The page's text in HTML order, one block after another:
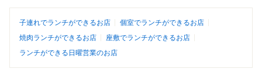
子連れでランチができるお店
個室でランチができるお店
焼肉ランチができるお店
座敷でランチができるお店
ランチができる日曜営業のお店